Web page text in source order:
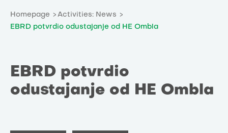
Homepage
Activities: News
EBRD potvrdio odustajanje od HE Ombla
EBRD potvrdio
odustajanje od HE Ombla